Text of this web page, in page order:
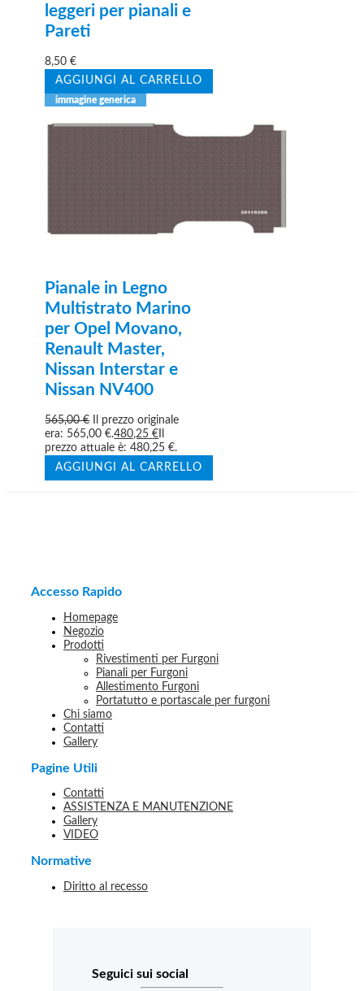
leggeri per pianali e
Pareti
8,50€
AGGIUNGI AL CARRELLO
Pianale in Legno
Multistrato Marino
per Opel Movano,
Renault Master,
Nissan Interstar e
Nissan NV400
565,00€
Il prezzo originale
era: 565,00 €.480,25€
prezzo attuale è: 480,25 €.
AGGIUNGI AL CARRELLO
Accesso Rapido
Homepage
Negozio
Prodotti
Rivestimenti per Furgoni
Pianali per Furgoni
Allestimento Furgoni
Portatutto e portascale per furgoni
Chi siamo
Contatti
Gallery
Pagine Utili
Contatti
ASSISTENZA E MANUTENZIONE
Gallery
VIDEO
Normative
Diritto al recesso
Seguici sui social